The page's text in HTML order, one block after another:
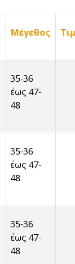
Μέγεθος
35-36
έως 47-
48
35-36
έως 47-
48
35-36
έως 47-
48